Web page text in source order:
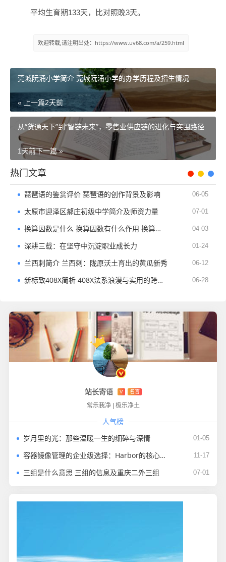
平均生育期133天，比对照晚3天。
欢迎转载,请注明出处：https://www.uv68.com/a/259.html
莞城阮涌小学简介 莞城阮涌小学的办学历程及招生情况
« 上一篇2天前
从“货通天下”到“智链未来”，零售业供应链的进化与突围路径
下一篇 »
1天前
热门文章
琵琶语的鉴赏评价 琵琶语的创作背景及影响 06-05
太原市迎泽区郝庄初级中学简介及师资力量 07-01
换算因数是什么 换算因数有什么作用 换算因数的例子 04-03
深耕三载：在坚守中沉淀职业成长力 01-24
兰西刺简介 兰西刺：陇原沃土育出的黄瓜新秀​ 06-12
新标致408X简析 408X法系浪漫与实用的跨界融合 06-28
站长寄语 V 名言
常乐我净 极乐净土
人气榜
岁月里的光：那些温暖一生的细碎与深情 01-05
容器镜像管理的企业级选择：Harbor的核心价值与实践 11-17
三组是什么意思 三组的信息及重庆二外三组 07-01